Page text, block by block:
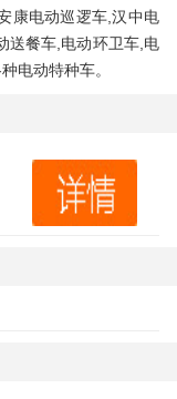
康电动巡逻车,汉中电
送餐车,电动环卫车,电
电动特种车。